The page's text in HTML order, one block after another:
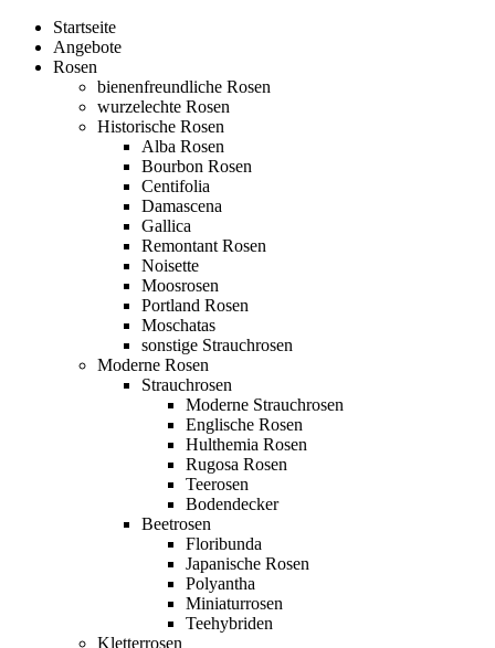
Startseite
Angebote
Rosen
bienenfreundliche Rosen
wurzelechte Rosen
Historische Rosen
Alba Rosen
Bourbon Rosen
Centifolia
Damascena
Gallica
Remontant Rosen
Noisette
Moosrosen
Portland Rosen
Moschatas
sonstige Strauchrosen
Moderne Rosen
Strauchrosen
Moderne Strauchrosen
Englische Rosen
Hulthemia Rosen
Rugosa Rosen
Teerosen
Bodendecker
Beetrosen
Floribunda
Japanische Rosen
Polyantha
Miniaturrosen
Teehybriden
Kletterrosen